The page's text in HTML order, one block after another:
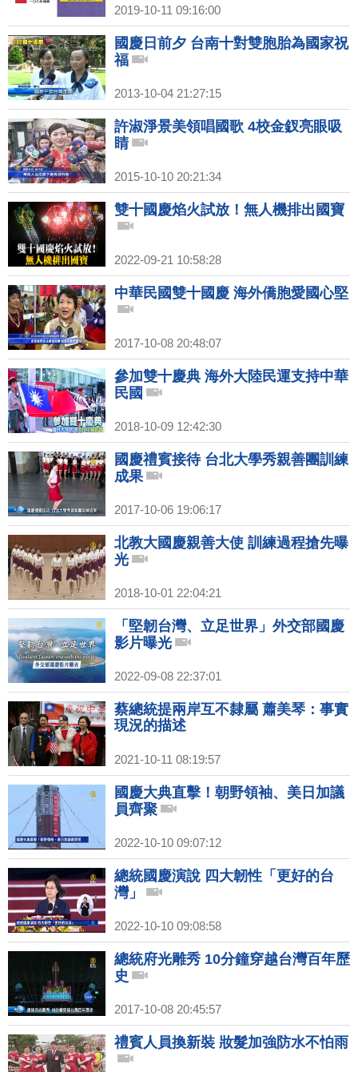
2019-10-11 09:16:00
國慶日前夕 台南十對雙胞胎為國家祝
福
2013-10-04 21:27:15
許淑淨景美領唱國歌 4校金釵亮眼吸
睛
2015-10-10 20:21:34
雙十國慶焰火試放！無人機排出國寶
2022-09-21 10:58:28
中華民國雙十國慶 海外僑胞愛國心堅
2017-10-08 20:48:07
參加雙十慶典 海外大陸民運支持中華
民國
2018-10-09 12:42:30
國慶禮賓接待 台北大學秀親善團訓練
成果
2017-10-06 19:06:17
北教大國慶親善大使 訓練過程搶先曝
光
2018-10-01 22:04:21
「堅韌台灣、立足世界」外交部國慶
影片曝光
2022-09-08 22:37:01
蔡總統提兩岸互不隸屬 蕭美琴：事實
現況的描述
2021-10-11 08:19:57
國慶大典直擊！朝野領袖、美日加議
員齊聚
2022-10-10 09:07:12
總統國慶演說 四大韌性「更好的台
灣」
2022-10-10 09:08:58
總統府光雕秀 10分鐘穿越台灣百年歷
史
2017-10-08 20:45:57
禮賓人員換新裝 妝髮加強防水不怕雨